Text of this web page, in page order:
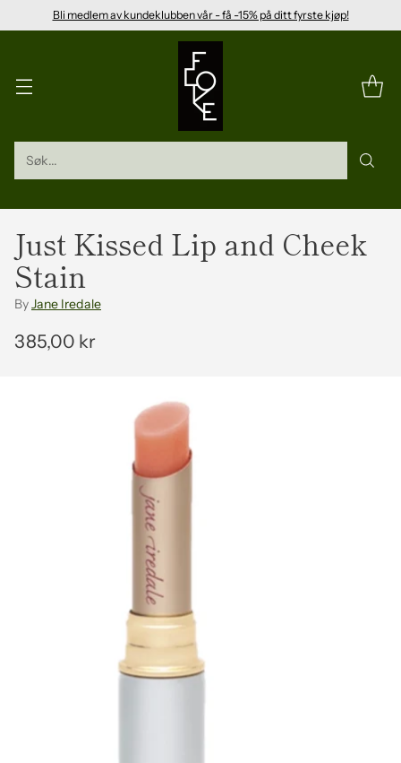
Bli medlem av kundeklubben vår - få -15% på ditt fyrste kjøp!
Søk...
Just Kissed Lip and Cheek
Stain
ByJane Iredale
Vanleg
385,00 kr